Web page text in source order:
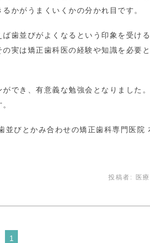
かがうまくいくかの分かれ目です。
歯並びがよくなるという印象を受け
実は矯正歯科医の経験や知識を必要
でき、有意義な勉強会となりました。
びとかみ合わせの矯正歯科専門医院
投稿者: 医
1